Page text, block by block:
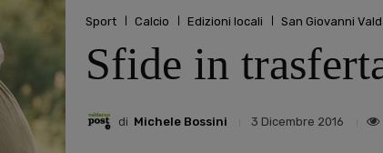
Sport Calcio Edizioni locali San Giovanni
Sfide in
di Michele Bossini 3 Dicembre 2016